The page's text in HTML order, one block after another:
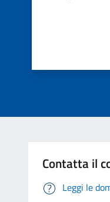
Contatta il
Leggi le